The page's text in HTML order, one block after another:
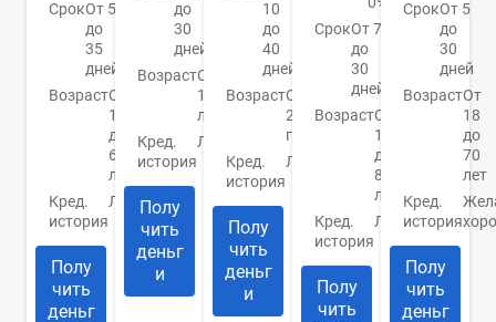
СрокОт 5
до
35
дней
ВозрастОт
18
до
65
лет
Кред.
история
Любая
Полу
чить
деньг
до
30
дней
ВозрастОт
18
лет
Кред.
история
Любая
Полу
чить
деньг
и
10
до
40
дней
ВозрастОт
21
года
Кред.
история
Любая
Полу
чить
деньг
и
СрокОт 7
до
30
дней
ВозрастОт
18
до
80
лет
Кред.
история
Любая
Полу
чить
СрокОт 5
до
30
дней
ВозрастОт
18
до
70
лет
Кред.
история
Полу
чить
деньг